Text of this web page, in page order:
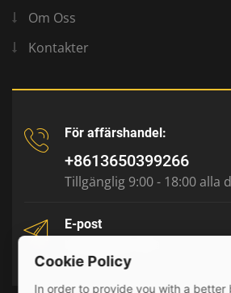
Om Oss
Kontakter
För affärshandel:
+8613650399266
Tillgänglig 9:00 - 18:00 alla
E-post
Cookie Policy
In order to provide you with a better